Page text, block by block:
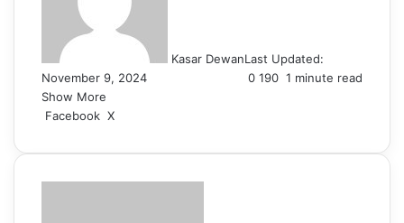
Kasar DewanLast Updated:
November 9, 2024
0 190 1 minute read
Show More
Facebook X
Email